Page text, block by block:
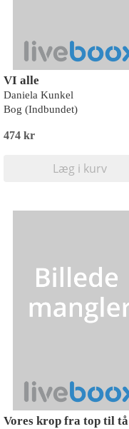
VI alle
Daniela Kunkel
Bog (Indbundet)
474 kr
Læg i kurv
Vores krop fra top til tå